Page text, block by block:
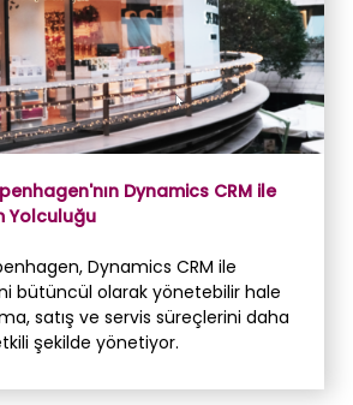
Dynamics CRM ile
Yolculuğu
Dynamics CRM ile
bütüncül olarak yönetebilir hale
satış ve servis süreçlerini daha
şekilde yönetiyor.